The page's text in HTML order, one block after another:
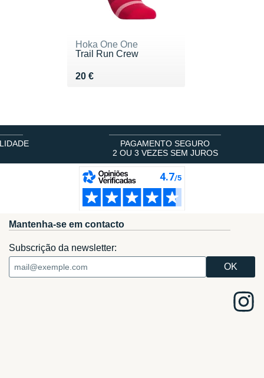
Hoka One One
Trail Run Crew
20 €
Vendu 20 €
PAGAMENTO SEGURO
2 OU 3 VEZES SEM JUROS
Mantenha-se em contacto
Subscrição da newsletter: